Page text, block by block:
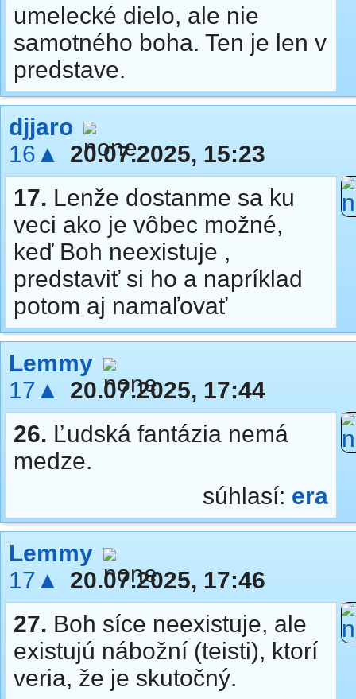
umelecké dielo, ale nie
samotného boha. Ten je len v
predstave.
djjaro
16▲
20.07.2025, 15:23
17. Lenže dostanme sa ku
veci ako je vôbec možné,
keď Boh neexistuje ,
predstaviť si ho a napríklad
potom aj namaľovať
Lemmy
17▲
20.07.2025, 17:44
26. Ľudská fantázia nemá
medze.
súhlasí: era
Lemmy
17▲
20.07.2025, 17:46
27. Boh síce neexistuje, ale
existujú nábožní (teisti), ktorí
veria, že je skutočný.